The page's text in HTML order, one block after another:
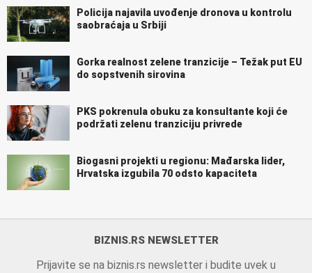
Policija najavila uvođenje dronova u kontrolu
saobraćaja u Srbiji
Gorka realnost zelene tranzicije – Težak put EU
do sopstvenih sirovina
PKS pokrenula obuku za konsultante koji će
podržati zelenu tranziciju privrede
Biogasni projekti u regionu: Mađarska lider,
Hrvatska izgubila 70 odsto kapaciteta
BIZNIS.RS NEWSLETTER
Prijavite se na biznis.rs newsletter i budite uvek u